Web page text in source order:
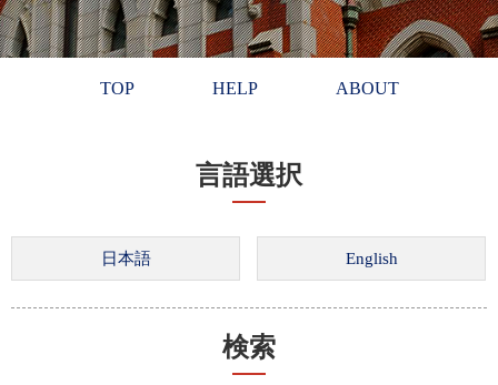
TOP HELP ABOUT
言語選択
検索